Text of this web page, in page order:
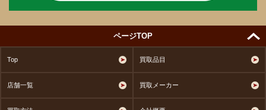
ページTOP
Top 買取品目
店舗一覧 買取メーカー